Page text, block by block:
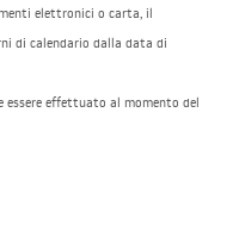
elettronici o carta, il
di calendario dalla data di
essere effettuato al momento del